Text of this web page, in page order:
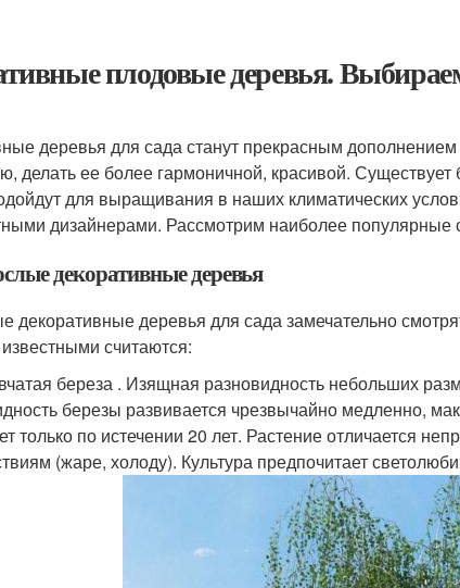
плодовые деревья.
деревья для сада станут прекрасным дополнением
делать ее более гармоничной, красивой.
для выращивания в наших климатических
дизайнерами. Рассмотрим наиболее популярные
декоративные деревья
декоративные деревья для сада замечательно
считаются:
береза . Изящная разновидность небольших
березы развивается чрезвычайно медленно,
только по истечении 20 лет. Растение отличается
(жаре, холоду). Культура предпочитает